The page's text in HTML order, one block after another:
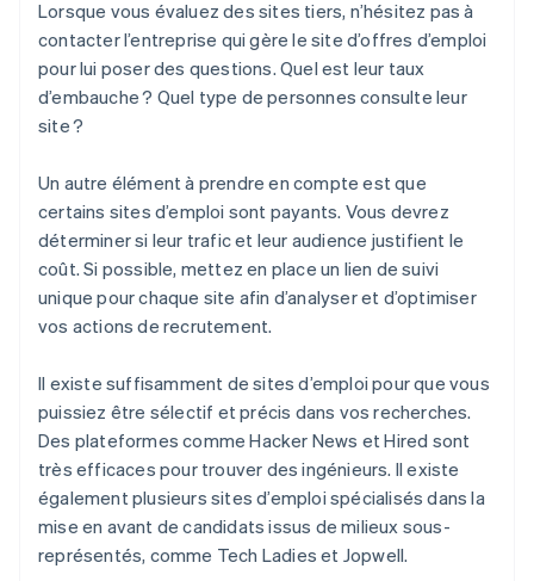
Lorsque vous évaluez des sites tiers, n’hésitez pas à
contacter l’entreprise qui gère le site d’offres d’emploi
pour lui poser des questions. Quel est leur taux
d’embauche ? Quel type de personnes consulte leur
site ?
Un autre élément à prendre en compte est que
certains sites d’emploi sont payants. Vous devrez
déterminer si leur trafic et leur audience justifient le
coût. Si possible, mettez en place un lien de suivi
unique pour chaque site afin d’analyser et d’optimiser
vos actions de recrutement.
Il existe suffisamment de sites d’emploi pour que vous
puissiez être sélectif et précis dans vos recherches.
Des plateformes comme Hacker News et Hired sont
très efficaces pour trouver des ingénieurs. Il existe
également plusieurs sites d’emploi spécialisés dans la
mise en avant de candidats issus de milieux sous-
représentés, comme Tech Ladies et Jopwell.